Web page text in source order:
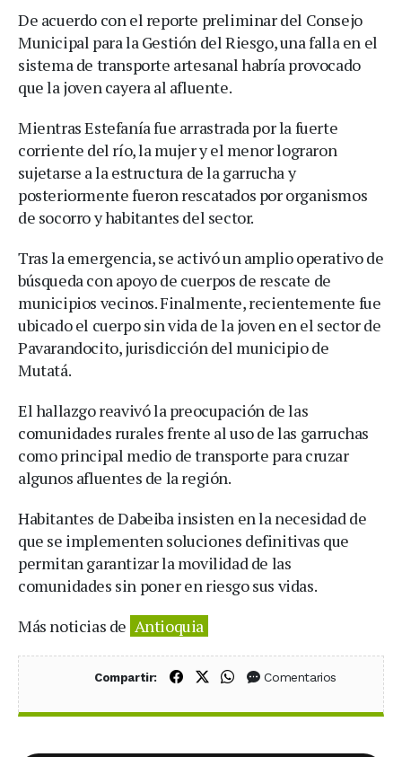
De acuerdo con el reporte preliminar del Consejo
Municipal para la Gestión del Riesgo, una falla en el
sistema de transporte artesanal habría provocado
que la joven cayera al afluente.
Mientras Estefanía fue arrastrada por la fuerte
corriente del río, la mujer y el menor lograron
sujetarse a la estructura de la garrucha y
posteriormente fueron rescatados por organismos
de socorro y habitantes del sector.
Tras la emergencia, se activó un amplio operativo de
búsqueda con apoyo de cuerpos de rescate de
municipios vecinos. Finalmente, recientemente fue
ubicado el cuerpo sin vida de la joven en el sector de
Pavarandocito, jurisdicción del municipio de
Mutatá.
El hallazgo reavivó la preocupación de las
comunidades rurales frente al uso de las garruchas
como principal medio de transporte para cruzar
algunos afluentes de la región.
Habitantes de Dabeiba insisten en la necesidad de
que se implementen soluciones definitivas que
permitan garantizar la movilidad de las
comunidades sin poner en riesgo sus vidas.
Más noticias de Antioquia
Compartir: Compartir en Facebook
Compartir en X (Twitter)
Compartir en WhatsApp
Comentarios